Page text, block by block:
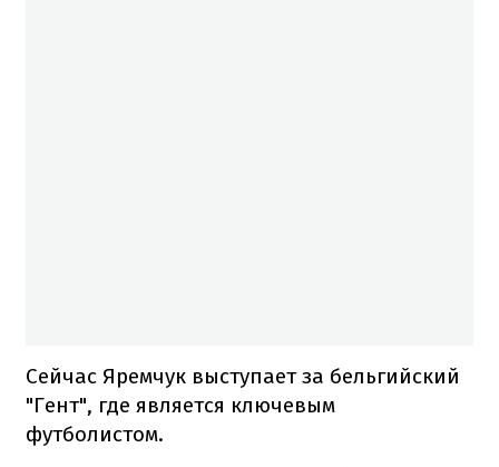
Сейчас Яремчук выступает за бельгийский
"Гент", где является ключевым
футболистом.